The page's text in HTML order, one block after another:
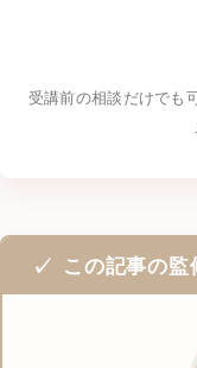
受講前の相談だけでも
この記事の監